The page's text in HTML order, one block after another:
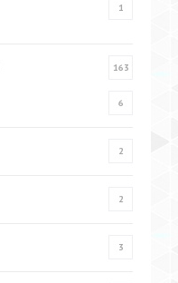
1
163
6
2
2
3